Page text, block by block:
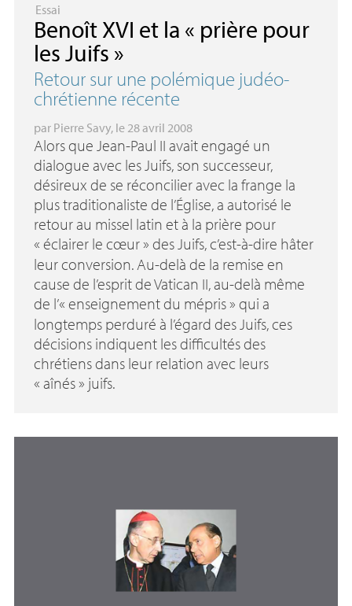
Essai
BenoîtXVI et la « prière pour
les Juifs »
Retour sur une polémique judéo-
chrétienne récente
par Pierre Savy, le 28 avril 2008
Alors que Jean-Paul II avait engagé un
dialogue avec les Juifs, son successeur,
désireux de se réconcilier avec la frange la
plus traditionaliste de l’Église, a autorisé le
retour au missel latin et à la prière pour
« éclairer le cœur» des Juifs, c’est-à-dire hâter
leur conversion. Au-delà de la remise en
cause de l’esprit de Vatican II, au-delà même
de l’« enseignement du mépris» qui a
longtemps perduré à l’égard des Juifs, ces
décisions indiquent les difficultés des
chrétiens dans leur relation avec leurs
« aînés» juifs.